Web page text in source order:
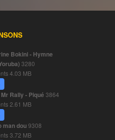
Bokini - Hymne
3280
4.03 MB
Rally - Piqué 3864
2.61 MB
man dou9308
3.72 MB